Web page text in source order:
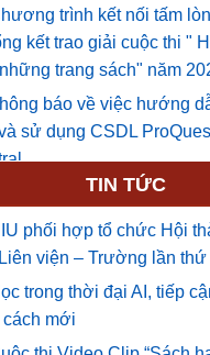
trình kết nối tấm
kết trao giải cuộc thi "
trang sách" năm
báo về việc hướng
sử dụng CSDL
TIN TỨC
phối hợp tổ chức Hội
viện – Trường lần thứ I
trong thời đại AI, tiếp
cách mới